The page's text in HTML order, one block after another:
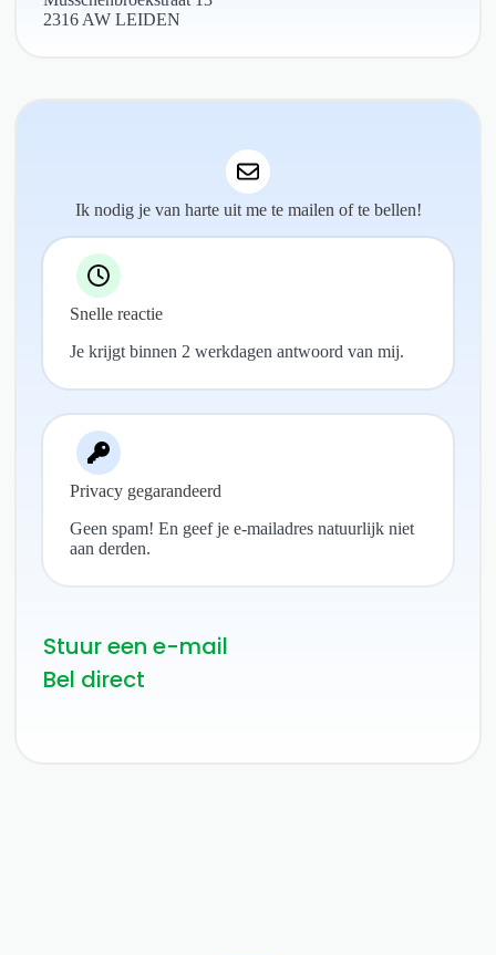
2316 AW LEIDEN
Ik nodig je van harte uit me te mailen of te bellen!
Snelle reactie
Je krijgt binnen 2 werkdagen antwoord van mij.
Privacy gegarandeerd
Geen spam! En geef je e-mailadres natuurlijk niet
aan derden.
Stuur een e-mail
Bel direct